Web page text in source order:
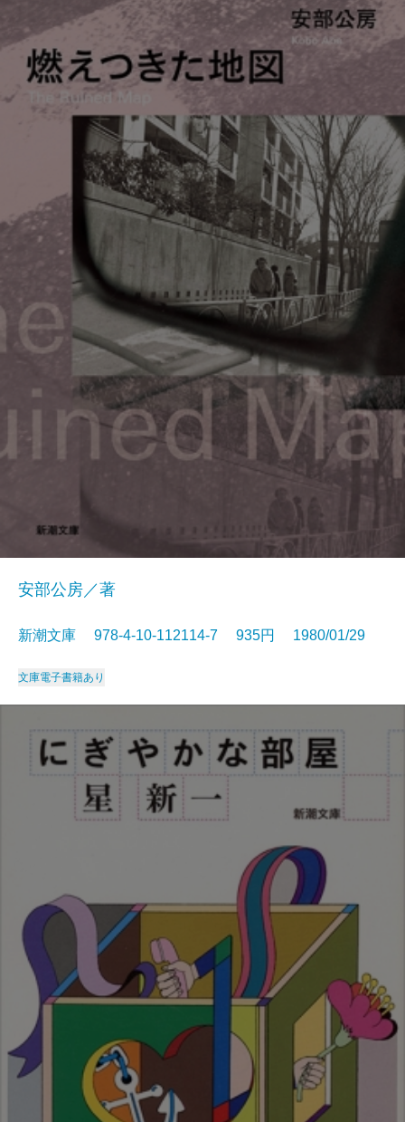
安部公房／著
新潮文庫 978-4-10-112114-7 935円 1980/01/29
文庫電子書籍あり